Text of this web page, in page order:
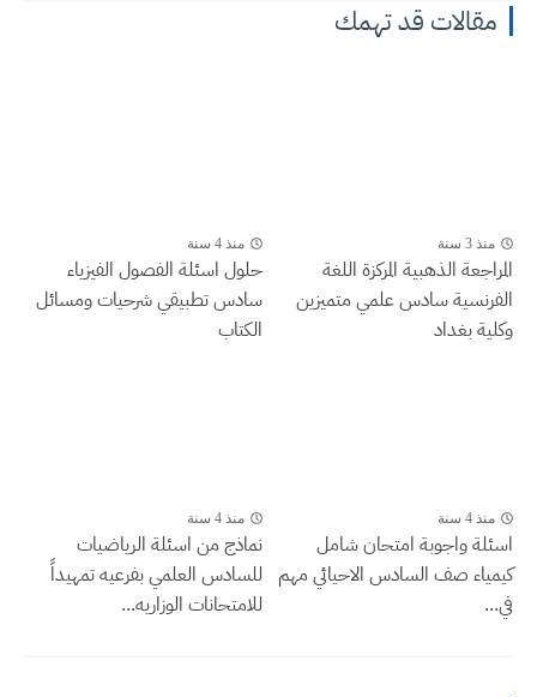
مقالات قد تهمك
منذ 3 سنة
المراجعة الذهبية المركزة اللغة
الفرنسية سادس علمي متميزين
وكلية بغداد
منذ 4 سنة
حلول اسئلة الفصول الفيزياء
سادس تطبيقي شرحيات ومسائل
الكتاب
منذ 4 سنة
اسئلة واجوبة امتحان شامل
كيمياء صف السادس الاحيائي مهم
في...
منذ 4 سنة
نماذج من اسئلة الرياضيات
للسادس العلمي بفرعيه تمهيداً
للامتحانات الوزاريه...